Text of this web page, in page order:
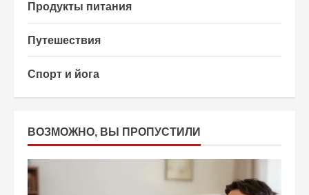
Продукты питания
Путешествия
Спорт и йога
ВОЗМОЖНО, ВЫ ПРОПУСТИЛИ